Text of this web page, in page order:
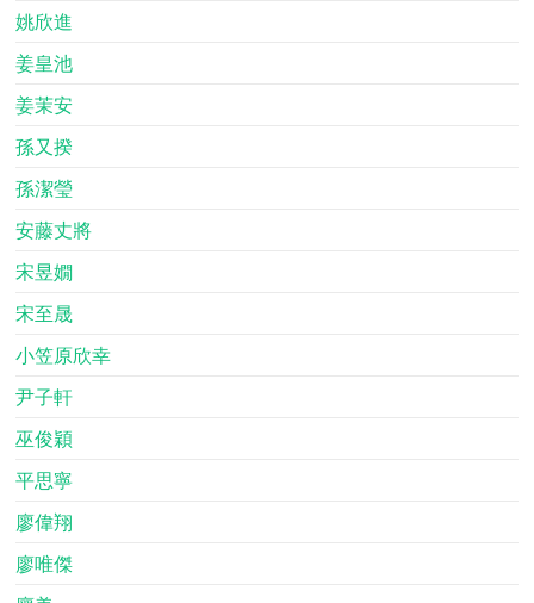
姚欣進
姜皇池
姜茉安
孫又揆
孫潔瑩
安藤丈將
宋昱嫺
宋至晟
小笠原欣幸
尹子軒
巫俊穎
平思寧
廖偉翔
廖唯傑